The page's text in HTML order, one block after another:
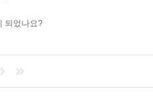
우리네 인생이 늘 그렇듯 현
되었나요?